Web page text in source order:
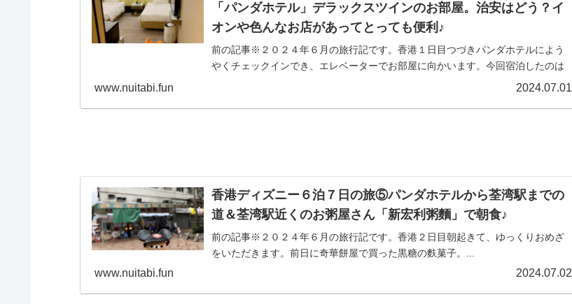
「パンダホテル」デラックスツインのお部屋。治安はどう？イ
オンや色んなお店があってとっても便利♪
前の記事※２０２４年６月の旅行記です。香港１日目つづきパンダホテルによう
やくチェックインでき、エレベーターでお部屋に向かいます。今回宿泊したのは
www.nuitabi.fun 2024.07.01
香港ディズニー６泊７日の旅⑤パンダホテルから荃湾駅までの
道＆荃湾駅近くのお粥屋さん「新宏利粥麵」で朝食♪
前の記事※２０２４年６月の旅行記です。香港２日目朝起きて、ゆっくりおめざ
をいただきます。前日に奇華餅屋で買った黒糖の麩菓子。...
www.nuitabi.fun 2024.07.02